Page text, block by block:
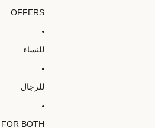
OFFERS
للنساء
للرجال
FOR BOTH